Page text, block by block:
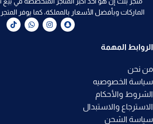
الماركات وبأفضل الأسعار بالمملكة، كما يوفر
الروابط المهمة
من نحن
سياسة الخصوصيه
الشروط والأحكام
الاسترجاع والاستبدال
سياسة الشحن